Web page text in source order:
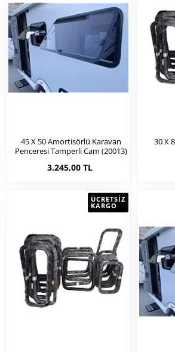
45 X 50 Amortisörlü Karavan
Penceresi Tamperli Cam (20013)
3.245,00 TL
30 X
ÜCRETSIZ
KARGO